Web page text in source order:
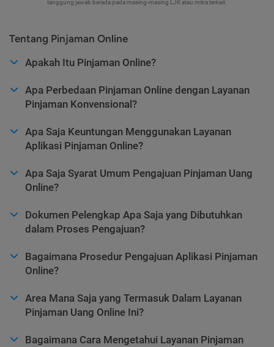
tanggung jawab berada pada masing-masing LJK atau mitra terkait.
Tentang Pinjaman Online
Apakah Itu Pinjaman Online?
Apa Perbedaan Pinjaman Online dengan Layanan
Pinjaman Konvensional?
Apa Saja Keuntungan Menggunakan Layanan
Aplikasi Pinjaman Online?
Apa Saja Syarat Umum Pengajuan Pinjaman Uang
Online?
Dokumen Pelengkap Apa Saja yang Dibutuhkan
dalam Proses Pengajuan?
Bagaimana Prosedur Pengajuan Aplikasi Pinjaman
Online?
Area Mana Saja yang Termasuk Dalam Layanan
Pinjaman Uang Online Ini?
Bagaimana Cara Mengetahui Layanan Pinjaman